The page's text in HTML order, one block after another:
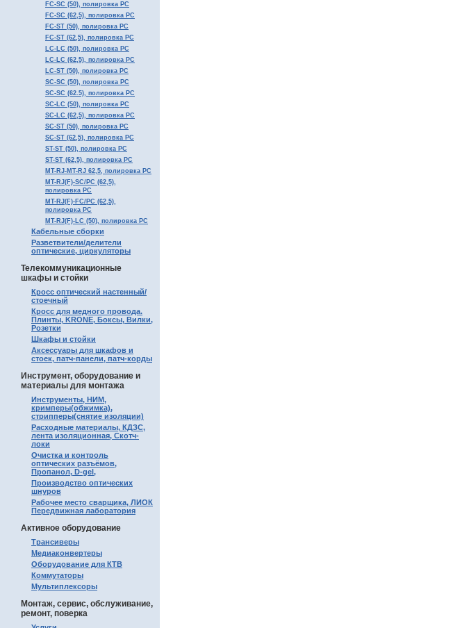
FC-SC (50), полировка PC
FC-SC (62,5), полировка PC
FC-ST (50), полировка PC
FC-ST (62,5), полировка PC
LC-LC (50), полировка PC
LC-LC (62,5), полировка PC
LC-ST (50), полировка PC
SC-SC (50), полировка PC
SC-SC (62.5), полировка PC
SC-LC (50), полировка PC
SC-LC (62,5), полировка PC
SC-ST (50), полировка PC
SC-ST (62,5), полировка PC
ST-ST (50), полировка PC
ST-ST (62,5), полировка PC
MT-RJ-MT-RJ 62,5, полировка PC
MT-RJ(F)-SC/PC (62,5),
полировка PC
MT-RJ(F)-FC/PC (62,5),
полировка PC
MT-RJ(F)-LC (50), полировка PC
Кабельные сборки
Разветвители/делители
оптические, циркуляторы
Телекоммуникационные
шкафы и стойки
Кросс оптический настенный/
стоечный
Кросс для медного провода.
Плинты, KRONE, Боксы, Вилки,
Розетки
Шкафы и стойки
Аксессуары для шкафов и
стоек, патч-панели, патч-корды
Инструмент, оборудование и
материалы для монтажа
Инструменты, НИМ,
кримперы(обжимка),
стрипперы(снятие изоляции)
Расходные материалы, КДЗС,
лента изоляционная, Скотч-
локи
Очистка и контроль
оптических разъёмов,
Пропанол, D-gel,
Производство оптических
шнуров
Рабочее место сварщика, ЛИОК
Передвижная лаборатория
Активное оборудование
Трансиверы
Медиаконвертеры
Оборудование для КТВ
Коммутаторы
Мультиплексоры
Монтаж, сервис, обслуживание,
ремонт, поверка